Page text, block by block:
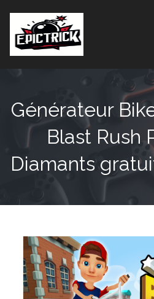
Générateur
Blast Rush
Diamants